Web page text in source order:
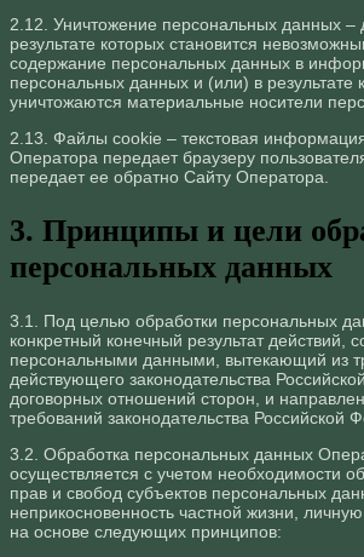
2.12. Уничтожение персональных данных –
результате которых становится
содержание персональных данных в
персональных данных и (или) в результате
уничтожаются материальные носители
2.13. Файлы cookie – текстовая
Оператора передает браузеру
передает ее обратно Сайту Оператора.
3. Принципы и цели
персональных данных
3.1. Под целью обработки персональных
конкретный конечный результат действий,
персональными данными, вытекающий из
действующего законодательства
договорных отношений сторон, и
требований законодательства Российской
3.2. Обработка персональных данных
осуществляется с учетом необходимости
прав и свобод субъектов персональных
неприкосновенность частной жизни,
на основе следующих принципов: